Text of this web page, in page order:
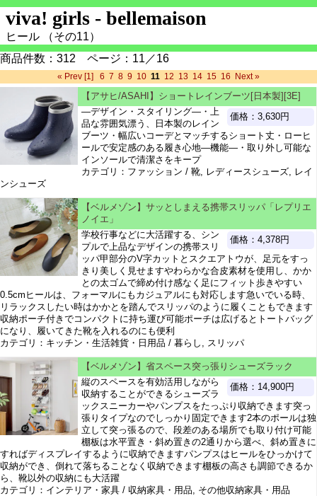
viva! girls - bellemaison
ヒール （その11）
商品件数：312 ページ：11／16
« Prev [1] 6 7 8 9 10 11 12 13 14 15 16 Next »
【アサヒ/ASAHI】ショートレインブーツ[日本製][3E]
価格：3,630円
―デザイン・スタイリング―・上
品な雰囲気漂う、日本製のレイン
ブーツ・幅広いコーデとマッチするショート丈・ローヒ
ールで安定感のある履き心地―機能―・取り外し可能な
インソールで清潔さをキープ
カテゴリ：ファッション / 靴, レディースシューズ, レイ
ンシューズ
【ベルメゾン】サッとしまえる携帯スリッパ「レプリエ
ノイエ」
価格：4,378円
学校行事などに大活躍する、シン
プルで上品なデザインの携帯スリ
ッパ甲部分のV字カットとスクエアトウが、足元をすっ
きり美しく見せますやわらかな合皮素材を使用し、かか
との太ゴムで締め付け感なく足にフィット歩きやすい
0.5cmヒールは、フォーマルにもカジュアルにも対応します急いでいる時、
リラックスしたい時はかかとを踏んでスリッパのように履くこともできます
収納ポーチ付きでコンパクトに持ち運び可能ポーチは広げるとトートバッグ
になり、履いてきた靴を入れるのにも便利
カテゴリ：キッチン・生活雑貨・日用品 / 暮らし, スリッパ
【ベルメゾン】省スペース突っ張りシューズラック
価格：14,900円
縦のスペースを有効活用しながら
収納することができるシューズラ
ックスニーカーやパンプスをたっぷり収納できます突っ
張りタイプなのでしっかり固定できます2本のポールは独
立して突っ張るので、段差のある場所でも取り付け可能
棚板は水平置き・斜め置きの2通りから選べ、斜め置きに
すればディスプレイするように収納できますパンプスはヒールをひっかけて
収納ができ、倒れて落ちることなく収納できます棚板の高さも調節できるか
ら、靴以外の収納にも大活躍
カテゴリ：インテリア・家具 / 収納家具・用品, その他収納家具・用品